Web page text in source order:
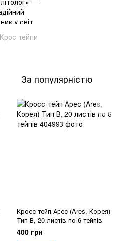
Крос тейпи
За популярністю
Кросс-тейп Арес (Ares, Корея)
Тип В, 20 листів по 6 тейпів
400 грн